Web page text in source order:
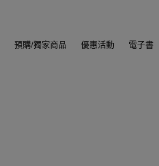
預購/獨家商品 優惠活動 電子書